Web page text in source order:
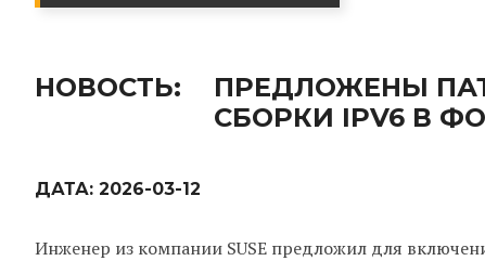
НОВОСТЬ:
ПРЕДЛОЖЕНЫ
СБОРКИ IPV6 В
ДАТА: 2026-03-12
Инженер из компании SUSE предложил для